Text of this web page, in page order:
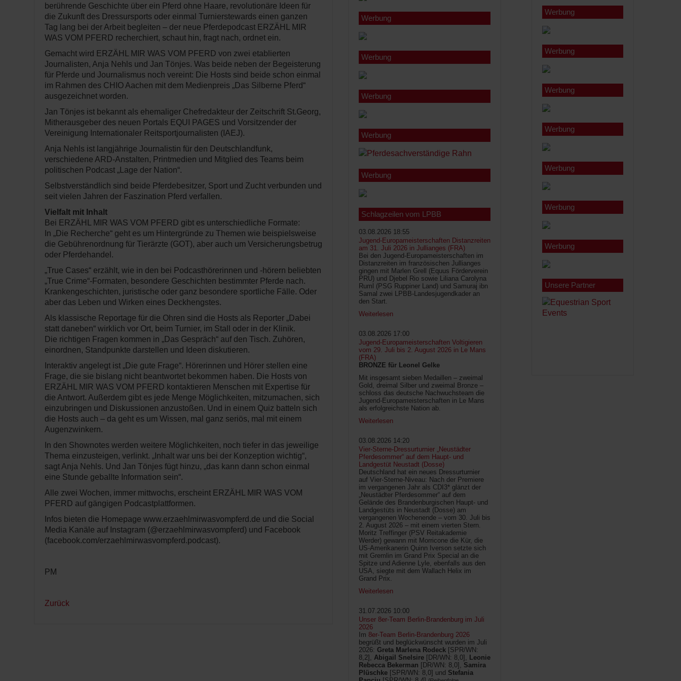
berührende Geschichte über ein Pferd ohne Haare, revolutionäre Ideen für
die Zukunft des Dressursports oder einmal Turnierstewards einen ganzen
Tag lang bei der Arbeit begleiten – der neue Pferdepodcast ERZÄHL MIR
WAS VOM PFERD recherchiert, schaut hin, fragt nach, ordnet ein.
Gemacht wird ERZÄHL MIR WAS VOM PFERD von zwei etablierten
Journalisten, Anja Nehls und Jan Tönjes. Was beide neben der Begeisterung
für Pferde und Journalismus noch vereint: Die Hosts sind beide schon einmal
im Rahmen des CHIO Aachen mit dem Medienpreis „Das Silberne Pferd“
ausgezeichnet worden.
Jan Tönjes ist bekannt als ehemaliger Chefredakteur der Zeitschrift St.Georg,
Mitherausgeber des neuen Portals EQUI PAGES und Vorsitzender der
Vereinigung Internationaler Reitsportjournalisten (IAEJ).
Anja Nehls ist langjährige Journalistin für den Deutschlandfunk,
verschiedene ARD-Anstalten, Printmedien und Mitglied des Teams beim
politischen Podcast „Lage der Nation“.
Selbstverständlich sind beide Pferdebesitzer, Sport und Zucht verbunden und
seit vielen Jahren der Faszination Pferd verfallen.
Vielfalt mit Inhalt
Bei ERZÄHL MIR WAS VOM PFERD gibt es unterschiedliche Formate:
In „Die Recherche“ geht es um Hintergründe zu Themen wie beispielsweise
die Gebührenordnung für Tierärzte (GOT), aber auch um Versicherungsbetrug
oder Pferdehandel.
„True Cases“ erzählt, wie in den bei Podcasthörerinnen und -hörern beliebten
„True Crime“-Formaten, besondere Geschichten bestimmter Pferde nach.
Krankengeschichten, juristische oder ganz besondere sportliche Fälle. Oder
aber das Leben und Wirken eines Deckhengstes.
Als klassische Reportage für die Ohren sind die Hosts als Reporter „Dabei
statt daneben“ wirklich vor Ort, beim Turnier, im Stall oder in der Klinik.
Die richtigen Fragen kommen in „Das Gespräch“ auf den Tisch. Zuhören,
einordnen, Standpunkte darstellen und Ideen diskutieren.
Interaktiv angelegt ist „Die gute Frage“. Hörerinnen und Hörer stellen eine
Frage, die sie bislang nicht beantwortet bekommen haben. Die Hosts von
ERZÄHL MIR WAS VOM PFERD kontaktieren Menschen mit Expertise für
die Antwort. Außerdem gibt es jede Menge Möglichkeiten, mitzumachen, sich
einzubringen und Diskussionen anzustoßen. Und in einem Quiz batteln sich
die Hosts auch – da geht es um Wissen, mal ganz seriös, mal mit einem
Augenzwinkern.
In den Shownotes werden weitere Möglichkeiten, noch tiefer in das jeweilige
Thema einzusteigen, verlinkt. „Inhalt war uns bei der Konzeption wichtig“,
sagt Anja Nehls. Und Jan Tönjes fügt hinzu, „das kann dann schon einmal
eine Stunde geballte Information sein“.
Alle zwei Wochen, immer mittwochs, erscheint ERZÄHL MIR WAS VOM
PFERD auf gängigen Podcastplattformen.
Infos bieten die Homepage www.erzaehlmirwasvompferd.de und die Social
Media Kanäle auf Instagram (@erzaehlmirwasvompferd) und Facebook
(facebook.com/erzaehlmirwasvompferd.podcast).
PM
Zurück
Werbung
Werbung
Werbung
Werbung
Werbung
Schlagzeilen vom LPBB
03.08.2026 18:55
Jugend-Europameisterschaften Distanzreiten
am 31. Juli 2026 in Jullianges (FRA)
Bei den Jugend-Europameisterschaften im
Distanzreiten im französischen Jullianges
gingen mit Marlen Grell (Equus Förderverein
PRU) und Djebel Rio sowie Liliana Carolyna
Ruml (PSG Ruppiner Land) und Samuraj ibn
Samal zwei LPBB-Landesjugendkader an
den Start.
Weiterlesen
03.08.2026 17:00
Jugend-Europameisterschaften Voltigieren
vom 29. Juli bis 2. August 2026 in Le Mans
(FRA)
BRONZE für Leonel Gelke
Mit insgesamt sieben Medaillen – zweimal
Gold, dreimal Silber und zweimal Bronze –
schloss das deutsche Nachwuchsteam die
Jugend-Europameisterschaften in Le Mans
als erfolgreichste Nation ab.
Weiterlesen
03.08.2026 14:20
Vier-Sterne-Dressurturnier „Neustädter
Pferdesommer“ auf dem Haupt- und
Landgestüt Neustadt (Dosse)
Deutschland hat ein neues Dressurturnier
auf Vier-Sterne-Niveau: Nach der Premiere
im vergangenen Jahr als CDI3* glänzt der
„Neustädter Pferdesommer“ auf dem
Gelände des Brandenburgischen Haupt- und
Landgestüts in Neustadt (Dosse) am
vergangenen Wochenende – vom 30. Juli bis
2. August 2026 – mit einem vierten Stern.
Moritz Treffinger (PSV Reitakademie
Werder) gewann mit Morricone die Kür, die
US-Amerikanerin Quinn Iverson setzte sich
mit Gremlin im Grand Prix Special an die
Spitze und Adienne Lyle, ebenfalls aus den
USA, siegte mit dem Wallach Helix im
Grand Prix.
Weiterlesen
31.07.2026 10:00
Unser 8er-Team Berlin-Brandenburg im Juli
2026
Im 8er-Team Berlin-Brandenburg 2026
begrüßt und beglückwünscht wurden im Juli
2026: Greta Marlena Rodeck [SPR/WN:
8,2],
Abigail Snelsire [DR/WN: 8,0], Leonie
Rebecca Bekerman [DR/WN: 8,0], Samira
Plüschke [SPR/WN: 8,0] und Stefania
Werbung
Werbung
Werbung
Werbung
Werbung
Werbung
Werbung
Unsere Partner